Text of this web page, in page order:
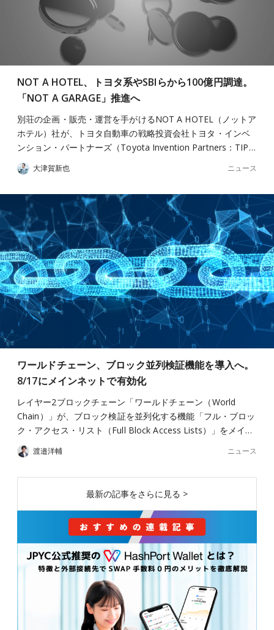
NOT A HOTEL、トヨタ系やSBIらから100億円調達。
「NOT A GARAGE」推進へ
別荘の企画・販売・運営を手がけるNOT A HOTEL（ノットア
ホテル）社が、トヨタ自動車の戦略投資会社トヨタ・インベ
ンション・パートナーズ（Toyota Invention Partners：TIP…
大津賀新也 ニュース
ワールドチェーン、ブロック並列検証機能を導入へ。
8/17にメインネットで有効化
レイヤー2ブロックチェーン「ワールドチェーン（World
Chain）」が、ブロック検証を並列化する機能「フル・ブロッ
ク・アクセス・リスト（Full Block Access Lists）」をメイ…
渡邉洋輔 ニュース
最新の記事をさらに見る >